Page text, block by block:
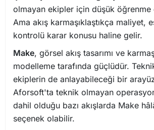
olmayan ekipler için düşük öğrenme
Ama akış karmaşıklaştıkça maliyet,
kontrolü karar konusu haline gelir.
Make, görsel akış tasarımı ve
modelleme tarafında güçlüdür.
ekiplerin de anlayabileceği bir
Aforsoft'ta teknik olmayan
dahil olduğu bazı akışlarda Make
seçenek olabilir.